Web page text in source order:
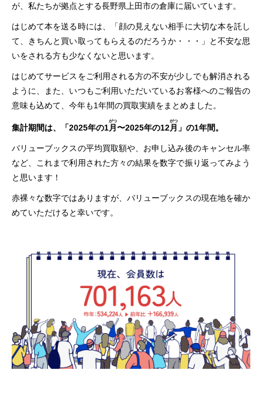
が、私たちが拠点とする長野県上田市の倉庫に届いています。
はじめて本を送る時には、「顔の見えない相手に大切な本を託し
て、きちんと買い取ってもらえるのだろうか・・・」と不安な思
いをされる方も少なくないと思います。
はじめてサービスをご利用される方の不安が少しでも解消される
ように、また、いつもご利用いただいているお客様へのご報告の
意味も込めて、今年も1年間の買取実績をまとめました。
集計期間は、「2025年の1月
がつ
〜2025年の12月
がつ
」の1年間。
バリューブックスの平均買取額や、お申し込み後のキャンセル率
など、これまで利用された方々の結果を数字で振り返ってみよう
と思います！
赤裸々な数字ではありますが、バリューブックスの現在地を確か
めていただけると幸いです。